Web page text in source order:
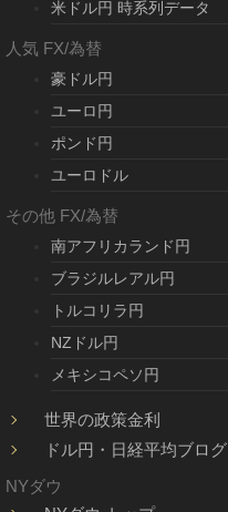
米ドル円 時系列データ
人気 FX/為替
豪ドル円
ユーロ円
ポンド円
ユーロドル
その他 FX/為替
南アフリカランド円
ブラジルレアル円
トルコリラ円
NZドル円
メキシコペソ円
世界の政策金利
ドル円・日経平均ブログ
NYダウ